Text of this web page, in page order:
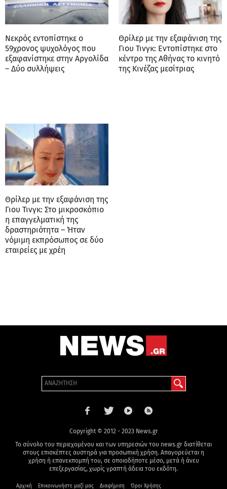
Νεκρός εντοπίστηκε ο
59χρονος ψυχολόγος που
εξαφανίστηκε στην Αργολίδα
– Δύο συλλήψεις
Θρίλερ με την εξαφάνιση της
Γιου Τινγκ: Εντοπίστηκε στο
κέντρο της Αθήνας το κινητό
της Κινέζας μεσίτριας
Θρίλερ με την εξαφάνιση της
Γιου Τινγκ: Στο μικροσκόπιο
η επαγγελματική της
δραστηριότητα – Ήταν
νόμιμη εκπρόσωπος σε δύο
εταιρείες με χρέη
Copyright © 2012 - 2023 News.gr
Το σύνολο του περιεχομένου και των υπηρεσιών του news.gr διατίθεται
στους επισκέπτες αυστηρά για προσωπική χρήση. Απαγορεύεται η
χρήση ή επανεκπομπή του, σε οποιοδήποτε μέσο, μετά ή άνευ
επεξεργασίας, χωρίς γραπτή άδεια του εκδότη.
Αρχική Επικοινωνήστε μαζί μας Διαφήμιση Όροι Χρήσης